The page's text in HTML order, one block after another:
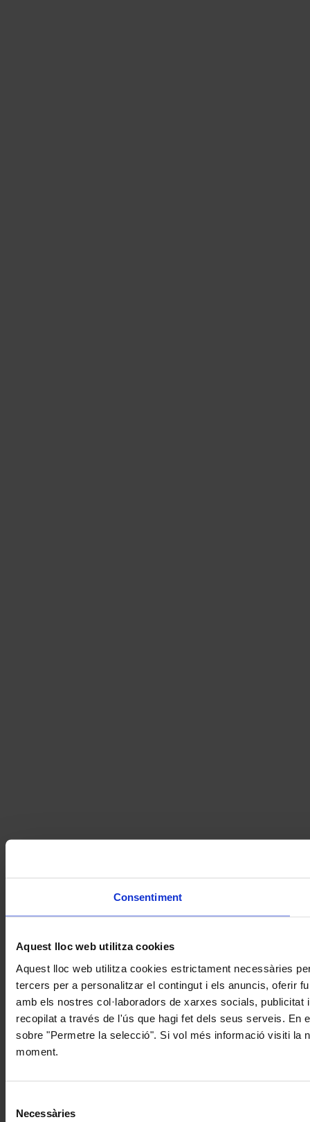
Consentiment
Aquest lloc web utilitza cookies
Aquest lloc web utilitza cookies estrictament necessàries
tercers per a personalitzar el contingut i els anuncis, oferir
amb els nostres col·laboradors de xarxes socials,
recopilat a través de l'ús que hagi fet dels seus serveis. En
sobre "Permetre la selecció". Si vol més informació visiti la
moment.
Necessàries